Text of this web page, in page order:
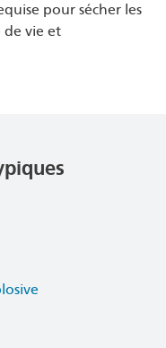
pour sécher les
de vie et